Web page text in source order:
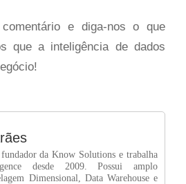
e diga-nos o que
que a inteligência de dados
da Know Solutions e trabalha
desde 2009. Possui amplo
Dimensional, Data Warehouse e